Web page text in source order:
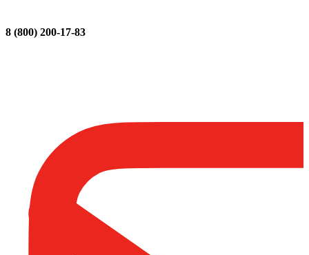
8 (800) 200-17-83